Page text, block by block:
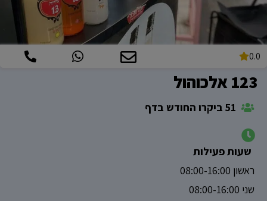
0.0
123 אלכוהול
שעות פעילות
ראשון 08:00-16:00
שני 08:00-16:00